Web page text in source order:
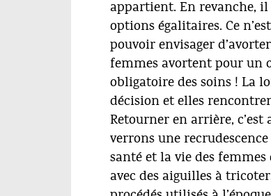
appartient. En revanche,
options égalitaires. Ce
pouvoir envisager
femmes avortent pour un
obligatoire des soins ! La
décision et elles
Retourner en arrière,
verrons une
santé et la vie des femmes
avec des aiguilles à